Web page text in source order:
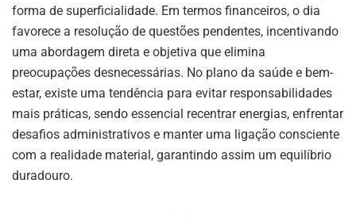
forma de superficialidade. Em termos financeiros, o dia
favorece a resolução de questões pendentes, incentivando
uma abordagem direta e objetiva que elimina
preocupações desnecessárias. No plano da saúde e bem-
estar, existe uma tendência para evitar responsabilidades
mais práticas, sendo essencial recentrar energias, enfrentar
desafios administrativos e manter uma ligação consciente
com a realidade material, garantindo assim um equilíbrio
duradouro.